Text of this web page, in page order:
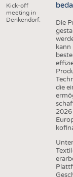
Kick-off
meeting in
Denkendorf.
Die
kann
die